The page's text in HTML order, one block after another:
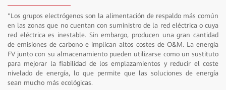
"Los grupos electrógenos son la alimentación de respaldo más común
en las zonas que no cuentan con suministro de la red eléctrica o cuya
red eléctrica es inestable. Sin embargo, producen una gran cantidad
de emisiones de carbono e implican altos costes de O&M. La energía
FV junto con su almacenamiento pueden utilizarse como un sustituto
para mejorar la fiabilidad de los emplazamientos y reducir el coste
nivelado de energía, lo que permite que las soluciones de energía
sean mucho más ecológicas.